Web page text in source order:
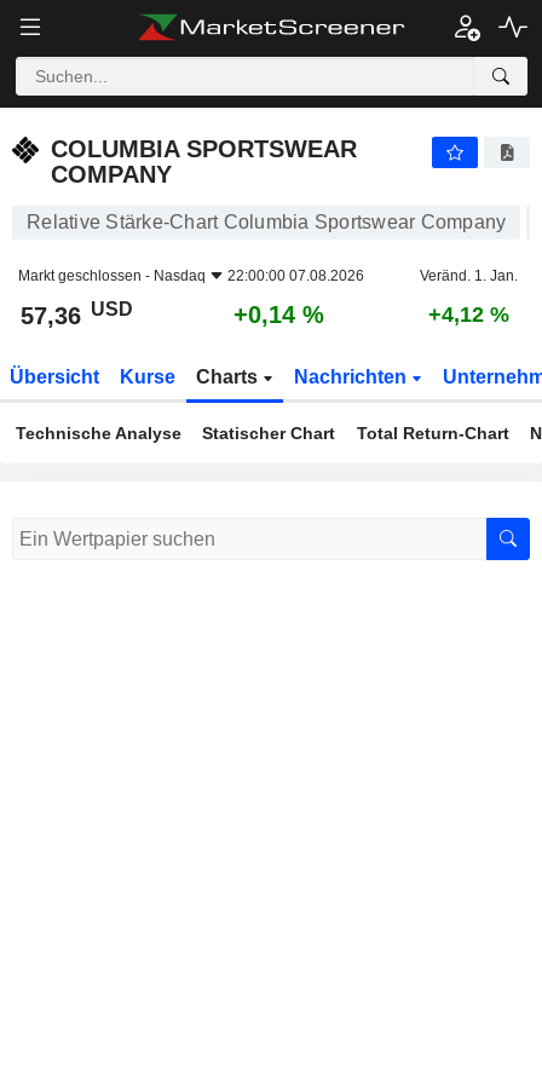
COLUMBIA SPORTSWEAR
COMPANY
Relative Stärke-Chart Columbia Sportswear Company
Markt geschlossen - Nasdaq 22:00:00 07.08.2026 Veränd. 1. Jan.
57,36 USD +0,14 % +4,12 %
Übersicht Kurse Charts Nachrichten
Technische Analyse Statischer Chart Total Return-Chart